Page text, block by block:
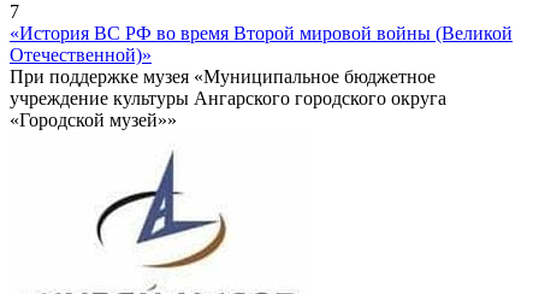
7
«История ВС РФ во время Второй мировой войны (Великой
Отечественной)»
При поддержке музея «Муниципальное бюджетное
учреждение культуры Ангарского городского округа
«Городской музей»»